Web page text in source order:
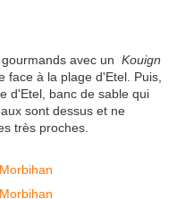
avec un Kouign
face à la plage d'Etel. Puis,
d'Etel, banc de sable qui
sont dessus et ne
très proches.